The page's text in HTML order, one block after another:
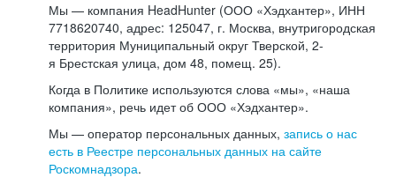
Мы — компания HeadHunter (ООО «Хэдхантер», ИНН
7718620740, адрес: 125047, г. Москва, внутригородская
территория Муниципальный округ Тверской, 2-
я Брестская улица, дом 48, помещ. 25).
Когда в Политике используются слова «мы», «наша
компания», речь идет об ООО «Хэдхантер».
Мы — оператор персональных данных, запись о нас
есть в Реестре персональных данных на сайте
Роскомнадзора.